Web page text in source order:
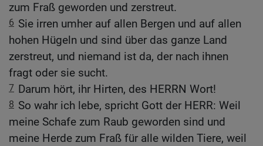
zum Fraß geworden und zerstreut.
6 Sie irren umher auf allen Bergen und auf allen
hohen Hügeln und sind über das ganze Land
zerstreut, und niemand ist da, der nach ihnen
fragt oder sie sucht.
7 Darum hört, ihr Hirten, des HERRN Wort!
8 So wahr ich lebe, spricht Gott der HERR: Weil
meine Schafe zum Raub geworden sind und
meine Herde zum Fraß für alle wilden Tiere, weil